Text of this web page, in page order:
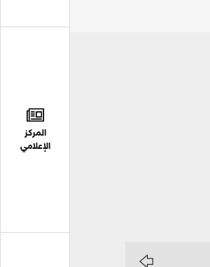
المركز
الإعلامي